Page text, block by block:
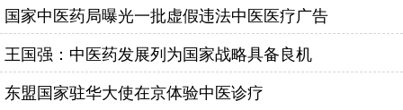
国家中医药局曝光一批虚假违法中医医疗广告
王国强：中医药发展列为国家战略具备良机
东盟国家驻华大使在京体验中医诊疗